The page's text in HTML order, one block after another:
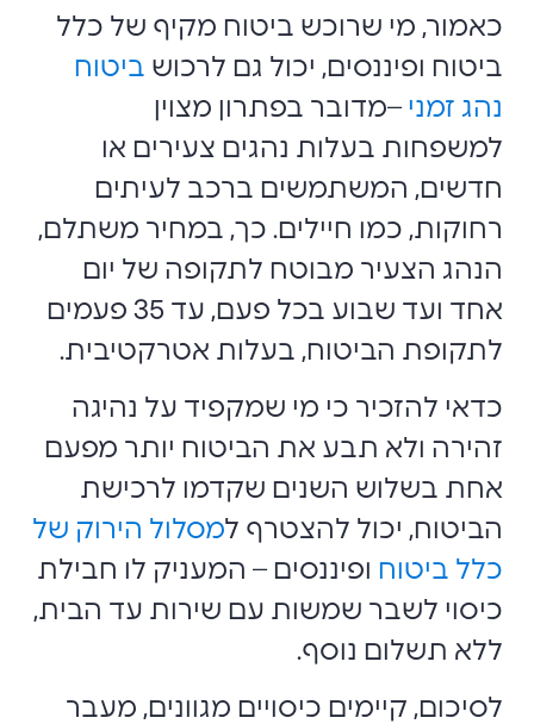
כאמור, מי שרוכש ביטוח מקיף של כלל
ביטוח ופיננסים, יכול גם לרכוש ביטוח
נהג זמני –מדובר בפתרון מצוין
למשפחות בעלות נהגים צעירים או
חדשים, המשתמשים ברכב לעיתים
רחוקות, כמו חיילים. כך, במחיר משתלם,
הנהג הצעיר מבוטח לתקופה של יום
אחד ועד שבוע בכל פעם, עד 35 פעמים
לתקופת הביטוח, בעלות אטרקטיבית.
כדאי להזכיר כי מי שמקפיד על נהיגה
זהירה ולא תבע את הביטוח יותר מפעם
אחת בשלוש השנים שקדמו לרכישת
הביטוח, יכול להצטרף למסלול הירוק של
כלל ביטוח ופיננסים – המעניק לו חבילת
כיסוי לשבר שמשות עם שירות עד הבית,
ללא תשלום נוסף.
לסיכום, קיימים כיסויים מגוונים, מעבר